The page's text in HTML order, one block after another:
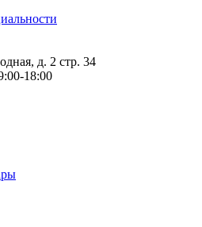
д. 2 стр. 34
18:00